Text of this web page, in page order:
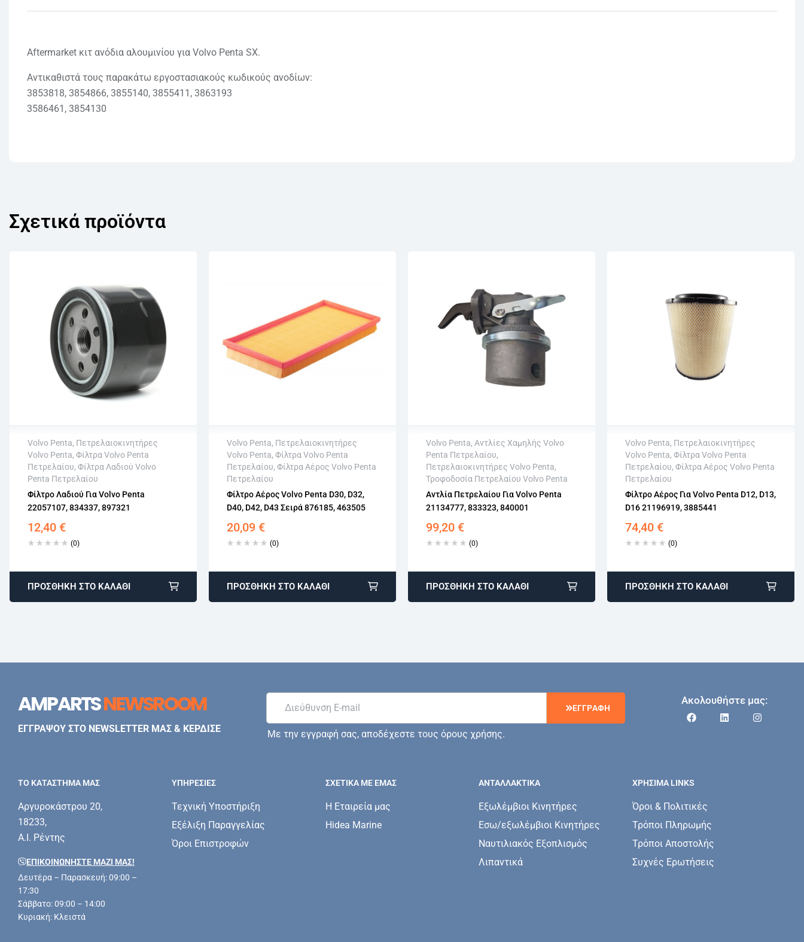
Aftermarket κιτ ανόδια αλουμινίου για Volvo Penta SX.
Αντικαθιστά τους παρακάτω εργοστασιακούς κωδικούς ανοδίων:
3853818, 3854866, 3855140, 3855411, 3863193
3586461, 3854130
Σχετικά προϊόντα
Volvo Penta, Πετρελαιοκινητήρες
Volvo Penta, Φίλτρα Volvo Penta
Πετρελαίου, Φίλτρα Λαδιού Volvo
Penta Πετρελαίου
Φίλτρο Λαδιού Για Volvo Penta
22057107, 834337, 897321
12,40 €
(0)
Άμεση αποστολή
Επιστροφή εντός 15 εργάσιμων
ΠΡΟΣΘΉΚΗ ΣΤΟ ΚΑΛΆΘΙ
Volvo Penta, Πετρελαιοκινητήρες
Volvo Penta, Φίλτρα Volvo Penta
Πετρελαίου, Φίλτρα Αέρος Volvo Penta
Πετρελαίου
Φίλτρο Αέρος Volvo Penta D30, D32,
D40, D42, D43 Σειρά 876185, 463505
20,09 €
(0)
Άμεση αποστολή
Επιστροφή εντός 15 εργάσιμων
ΠΡΟΣΘΉΚΗ ΣΤΟ ΚΑΛΆΘΙ
Volvo Penta, Αντλίες Χαμηλής Volvo
Penta Πετρελαίου,
Πετρελαιοκινητήρες Volvo Penta,
Τροφοδοσία Πετρελαίου Volvo Penta
Αντλία Πετρελαίου Για Volvo Penta
21134777, 833323, 840001
99,20 €
(0)
Άμεση αποστολή
Επιστροφή εντός 15 εργάσιμων
ΠΡΟΣΘΉΚΗ ΣΤΟ ΚΑΛΆΘΙ
Volvo Penta, Πετρελαιοκινητήρες
Volvo Penta, Φίλτρα Volvo Penta
Πετρελαίου, Φίλτρα Αέρος Volvo Penta
Πετρελαίου
Φίλτρο Αέρος Για Volvo Penta D12, D13,
D16 21196919, 3885441
74,40 €
(0)
Άμεση αποστολή
Επιστροφή εντός 15 εργάσιμων
ΠΡΟΣΘΉΚΗ ΣΤΟ ΚΑΛΆΘΙ
AMPARTSNEWSROOM
ΕΓΓΡΑΨΟΥ ΣΤΟ NEWSLETTER ΜΑΣ & ΚΕΡΔΙΣΕ
ΕΓΓΡΑΦΗ
Με την εγγραφή σας, αποδέχεστε τους όρους χρήσης.
Ακολουθήστε μας:
ΤΟ ΚΑΤΑΣΤΗΜΑ ΜΑΣ
Αργυροκάστρου 20,
18233,
Α.Ι. Ρέντης
ΕΠΙΚΟΙΝΩΝΗΣΤΕ ΜΑΖΊ ΜΑΣ!
Δευτέρα – Παρασκευή: 09:00 –
17:30
Σάββατο: 09:00 – 14:00
Κυριακή: Κλειστά
ΥΠΗΡΕΣΊΕΣ
Τεχνική Υποστήριξη
Εξέλιξη Παραγγελίας
Όροι Επιστροφών
ΣΧΕΤΙΚΆ ΜΕ ΕΜΆΣ
Η Εταιρεία μας
Hidea Marine
ΑΝΤΑΛΛΑΚΤΙΚΑ
Εξωλέμβιοι Κινητήρες
Εσω/εξωλέμβιοι Κινητήρες
Ναυτιλιακός Εξοπλισμός
Λιπαντικά
ΧΡΗΣΙΜΑ LINKS
Όροι & Πολιτικές
Τρόποι Πληρωμής
Τρόποι Αποστολής
Συχνές Ερωτήσεις